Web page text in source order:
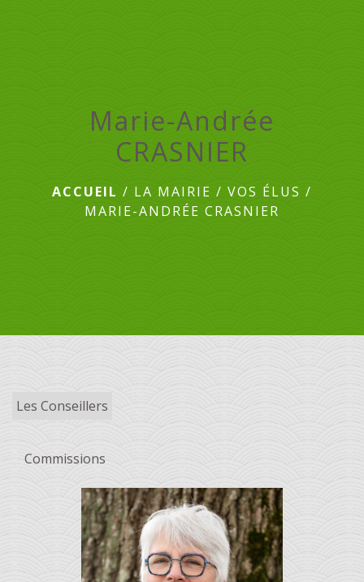
Marie-Andrée
CRASNIER
ACCUEIL / LA MAIRIE / VOS ÉLUS /
MARIE-ANDRÉE CRASNIER
Les Conseillers
Commissions